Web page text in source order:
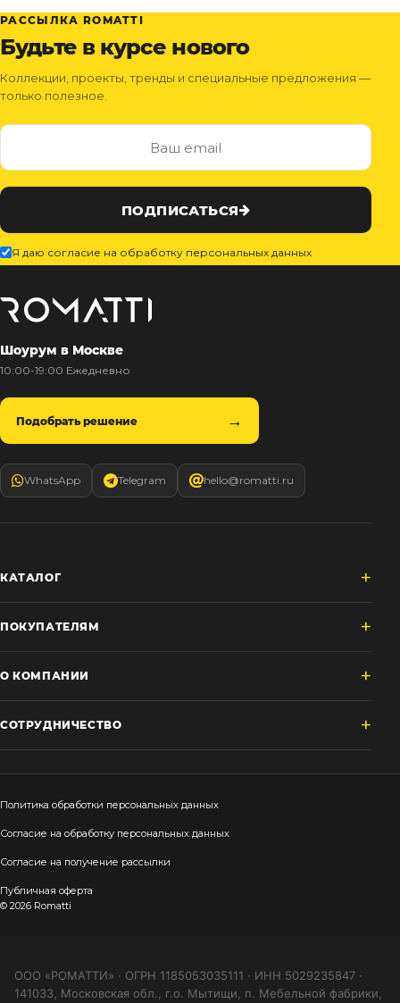
РАССЫЛКА ROMATTI
Будьте в курсе нового
Коллекции, проекты, тренды и специальные предложения —
только полезное.
ПОДПИСАТЬСЯ
Я даю согласие на обработку персональных данных
Шоурум в Москве
10:00-19:00 Ежедневно
Подобрать решение
WhatsApp Telegram hello@romatti.ru
КАТАЛОГ
ПОКУПАТЕЛЯМ
О КОМПАНИИ
СОТРУДНИЧЕСТВО
Политика обработки персональных данных
Согласие на обработку персональных данных
Согласие на получение рассылки
Публичная оферта
© 2026 Romatti
ООО «РОМАТТИ» · ОГРН 1185053035111 · ИНН 5029235847 ·
141033, Московская обл., г.о. Мытищи, п. Мебельной фабрики,